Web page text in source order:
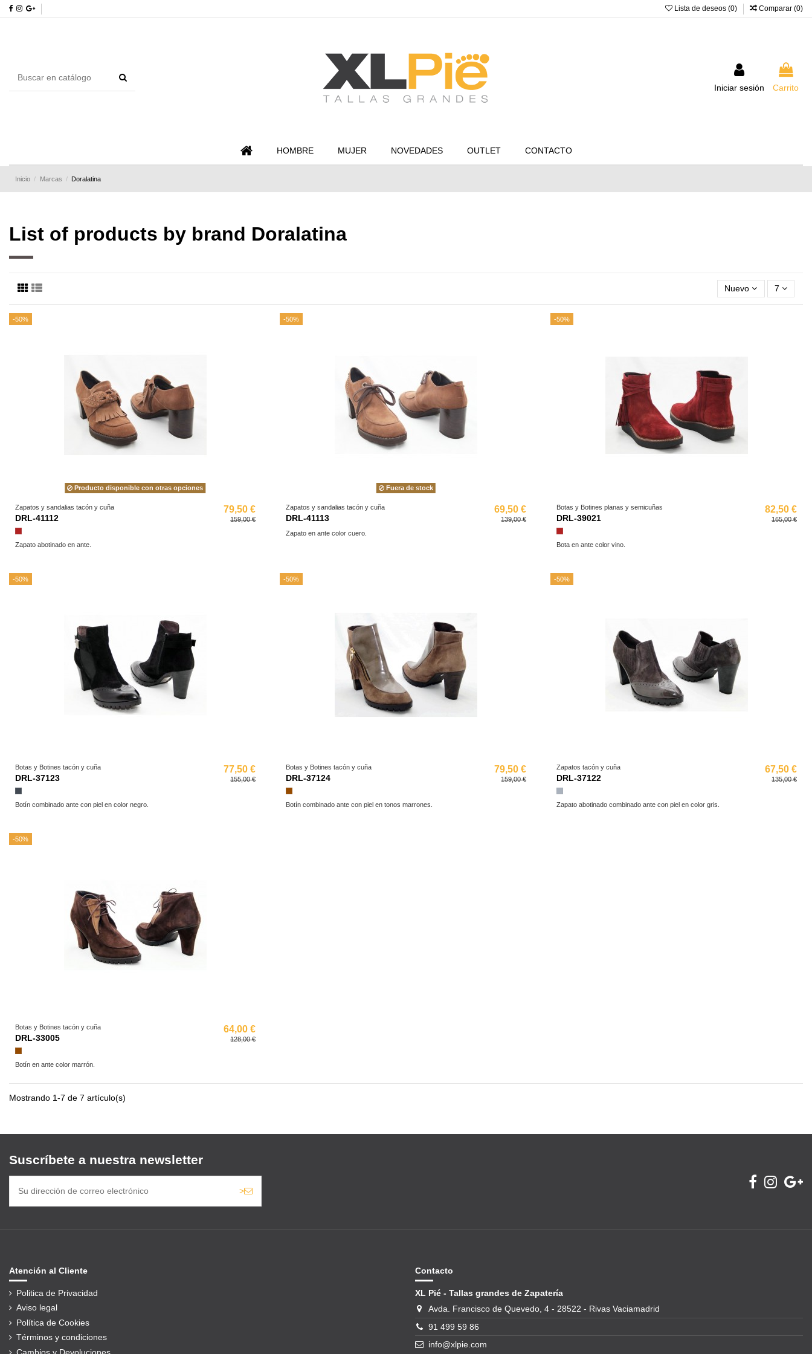
Lista de deseos (0) Comparar (0)
Iniciar sesión Carrito
HOMBRE MUJER NOVEDADES OUTLET CONTACTO
Inicio Marcas Doralatina
List of products by brand Doralatina
Nuevo 7
-50%
Producto disponible con otras opciones
Zapatos y sandalias tacón y cuña
DRL-41112
Granate
79,50 €
159,00 €
Zapato abotinado en ante.
-50%
Fuera de stock
Zapatos y sandalias tacón y cuña
DRL-41113
69,50 €
139,00 €
Zapato en ante color cuero.
-50%
Botas y Botines planas y semicuñas
DRL-39021
Granate
82,50 €
165,00 €
Bota en ante color vino.
-50%
Botas y Botines tacón y cuña
DRL-37123
Negro
77,50 €
155,00 €
Botín combinado ante con piel en color negro.
-50%
Botas y Botines tacón y cuña
DRL-37124
Marrón
79,50 €
159,00 €
Botín combinado ante con piel en tonos marrones.
-50%
Zapatos tacón y cuña
DRL-37122
Gris
67,50 €
135,00 €
Zapato abotinado combinado ante con piel en color gris.
-50%
Botas y Botines tacón y cuña
DRL-33005
Marrón
64,00 €
128,00 €
Botín en ante color marrón.
Mostrando 1-7 de 7 artículo(s)
Suscríbete a nuestra newsletter
>
Atención al Cliente
Politica de Privacidad
Aviso legal
Política de Cookies
Términos y condiciones
Contacto
XL Pié - Tallas grandes de Zapatería
Avda. Francisco de Quevedo, 4 - 28522 - Rivas Vaciamadrid
91 499 59 86
info@xlpie.com